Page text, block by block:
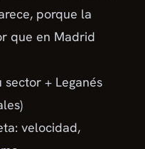
porque la
que en Madrid
sector + Leganés
velocidad,